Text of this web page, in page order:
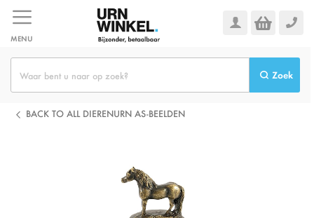
naar
de
inhoud
MENU
Zoek
BACK TO ALL DIERENURN AS-BEELDEN